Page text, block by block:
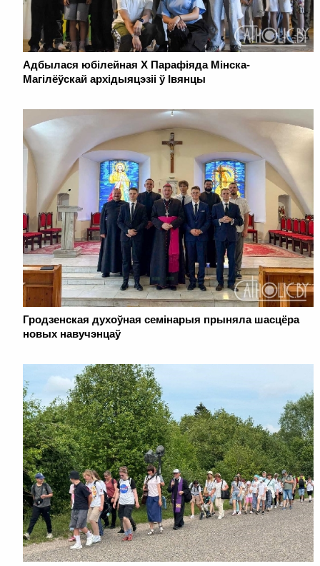
Адбылася юбілейная Х Парафіяда Мінска-
Магілёўскай архідыяцэзіі ў Івянцы
Гродзенская духоўная семінарыя прыняла шасцёра
новых навучэнцаў